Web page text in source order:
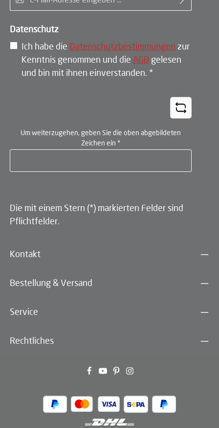
Datenschutz
Ich habe die Datenschutzbestimmungen zur
Kenntnis genommen und die AGB gelesen
und bin mit ihnen einverstanden. *
Um weiterzugehen, geben Sie die oben abgebildeten
Zeichen ein *
Die mit einem Stern (*) markierten Felder sind
Pflichtfelder.
Kontakt
Bestellung & Versand
Service
Rechtliches